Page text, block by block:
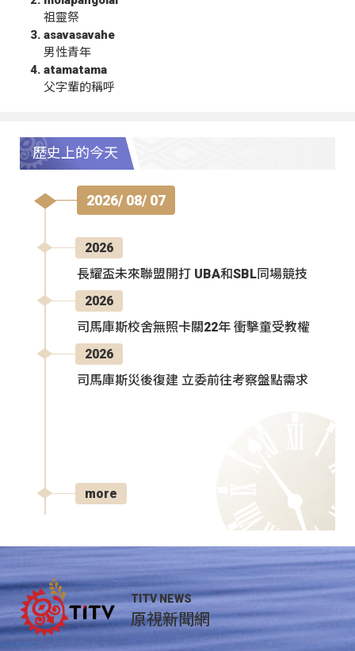
祖靈祭
asavasavahe
男性青年
atamatama
父字輩的稱呼
歷史上的今天
2026/ 08/ 07
2026
長耀盃未來聯盟開打 UBA和SBL同場競技
2026
司馬庫斯校舍無照卡關22年 衝擊童受教權
2026
司馬庫斯災後復建 立委前往考察盤點需求
more
TITV NEWS
原視新聞網